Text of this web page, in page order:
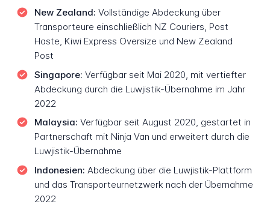
New Zealand: Vollständige Abdeckung über
Transporteure einschließlich NZ Couriers, Post
Haste, Kiwi Express Oversize und New Zealand
Post
Singapore: Verfügbar seit Mai 2020, mit vertiefter
Abdeckung durch die Luwjistik-Übernahme im Jahr
2022
Malaysia: Verfügbar seit August 2020, gestartet in
Partnerschaft mit Ninja Van und erweitert durch die
Luwjistik-Übernahme
Indonesien: Abdeckung über die Luwjistik-Plattform
und das Transporteurnetzwerk nach der Übernahme
2022